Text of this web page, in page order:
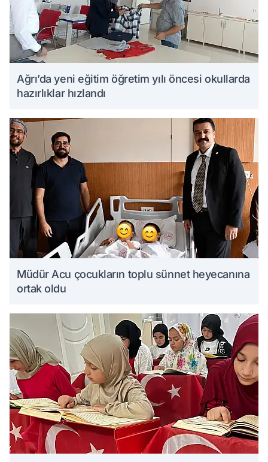
Ağrı’da yeni eğitim öğretim yılı öncesi okullarda
hazırlıklar hızlandı
Müdür Acu çocukların toplu sünnet heyecanına
ortak oldu